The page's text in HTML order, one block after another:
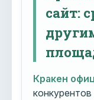
сайт:
Кракен